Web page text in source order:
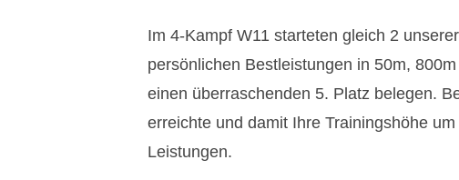
p
f
-
Im 4-Kampf W11 starteten gleich 2
persönlichen Bestleistungen in 50m,
einen überraschenden 5. Platz belegen.
erreichte und damit Ihre Trainingshöhe
Leistungen.